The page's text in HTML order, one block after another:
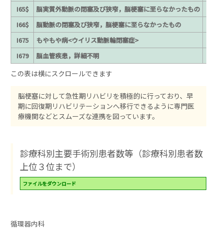
I65$
脳実質外動脈の閉塞及び狭窄，脳梗塞に至らなかったもの
I66$
脳動脈の閉塞及び狭窄，脳梗塞に至らなかったもの
I675
もやもや病<ウイリス動脈輪閉塞症>
I679
脳血管疾患，詳細不明
脳梗塞に対して急性期リハビリを積極的に行っており、早
期に回復期リハビリテーションへ移行できるように専門医
療機関などとスムーズな連携を図っています。
診療科別主要手術別患者数等（診療科別患者数
上位３位まで）
ファイルをダウンロード
循環器内科